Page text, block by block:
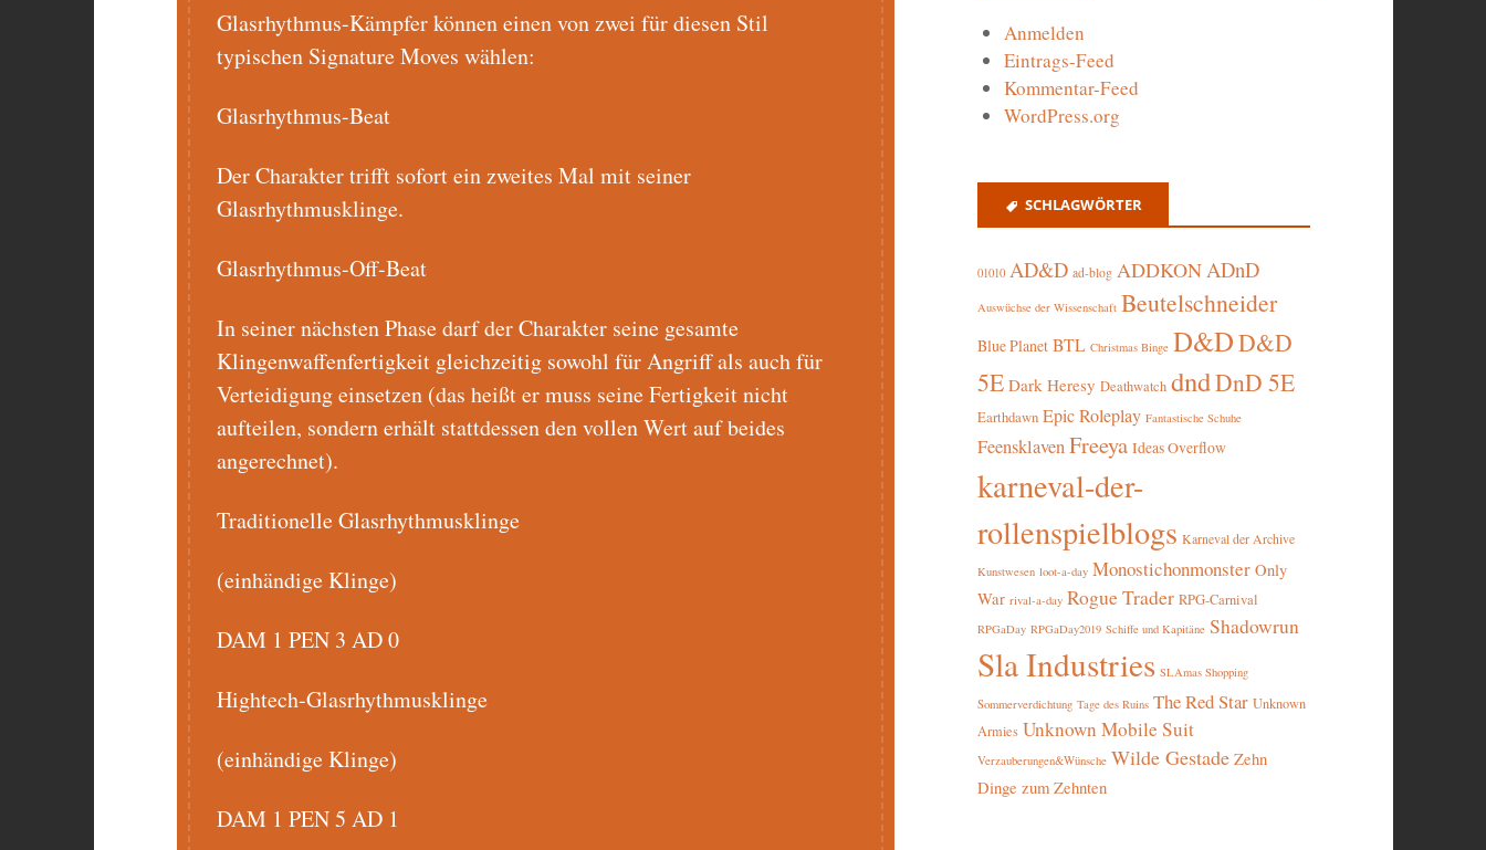
Glasrhythmus-Kämpfer können einen von zwei für diesen Stil
typischen Signature Moves wählen:
Glasrhythmus-Beat
Der Charakter trifft sofort ein zweites Mal mit seiner
Glasrhythmusklinge.
Glasrhythmus-Off-Beat
In seiner nächsten Phase darf der Charakter seine gesamte
Klingenwaffenfertigkeit gleichzeitig sowohl für Angriff als auch für
Verteidigung einsetzen (das heißt er muss seine Fertigkeit nicht
aufteilen, sondern erhält stattdessen den vollen Wert auf beides
angerechnet).
Traditionelle Glasrhythmusklinge
(einhändige Klinge)
DAM 1 PEN 3 AD 0
Hightech-Glasrhythmusklinge
(einhändige Klinge)
DAM 1 PEN 5 AD 1
Anmelden
Eintrags-Feed
Kommentar-Feed
WordPress.org
SCHLAGWÖRTER
01010 AD&D ad-blog ADDKONADnD
Auswüchse der Wissenschaft Beutelschneider
Blue Planet BTL Christmas Binge D&DD&D
5E Dark Heresy Deathwatch dndDnD 5E
Earthdawn Epic Roleplay Fantastische Schuhe
Feensklaven Freeya Ideas Overflow
karneval-der-
rollenspielblogs Karneval der Archive
Kunstwesen loot-a-day Monostichonmonster Only
War rival-a-day Rogue Trader RPG-Carnival
RPGaDay RPGaDay2019 Schiffe und Kapitäne Shadowrun
Sla Industries SLAmas Shopping
Sommerverdichtung Tage des Ruins The Red Star Unknown
Armies Unknown Mobile Suit
Verzauberungen&Wünsche Wilde Gestade Zehn
Dinge zum Zehnten